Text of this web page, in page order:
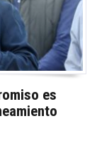
es